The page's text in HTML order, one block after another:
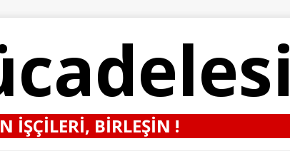
IŞÇILERI, BIRLEŞIN !